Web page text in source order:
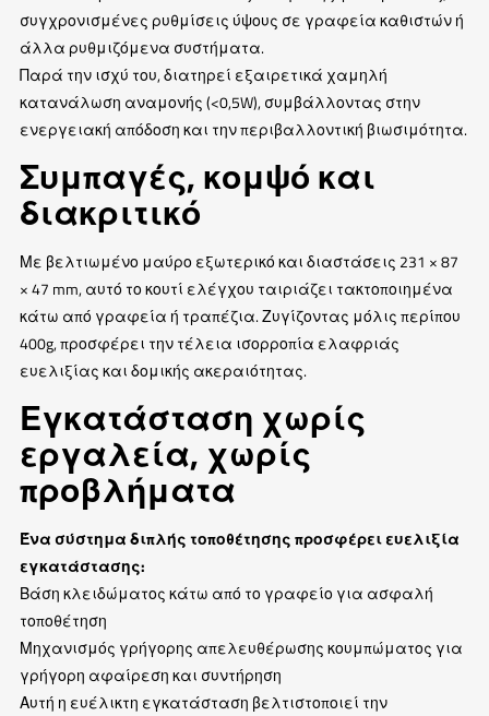
συγχρονισμένες ρυθμίσεις ύψους σε γραφεία καθιστών ή
άλλα ρυθμιζόμενα συστήματα.
Παρά την ισχύ του, διατηρεί εξαιρετικά χαμηλή
κατανάλωση αναμονής (<0,5W), συμβάλλοντας στην
ενεργειακή απόδοση και την περιβαλλοντική βιωσιμότητα.
Συμπαγές, κομψό και
διακριτικό
Με βελτιωμένο μαύρο εξωτερικό και διαστάσεις 231 × 87
× 47 mm, αυτό το κουτί ελέγχου ταιριάζει τακτοποιημένα
κάτω από γραφεία ή τραπέζια. Ζυγίζοντας μόλις περίπου
400g, προσφέρει την τέλεια ισορροπία ελαφριάς
ευελιξίας και δομικής ακεραιότητας.
Εγκατάσταση χωρίς
εργαλεία, χωρίς
προβλήματα
Ένα σύστημα διπλής τοποθέτησης προσφέρει ευελιξία
εγκατάστασης:
Βάση κλειδώματος κάτω από το γραφείο για ασφαλή
τοποθέτηση
Μηχανισμός γρήγορης απελευθέρωσης κουμπώματος για
γρήγορη αφαίρεση και συντήρηση
Αυτή η ευέλικτη εγκατάσταση βελτιστοποιεί την